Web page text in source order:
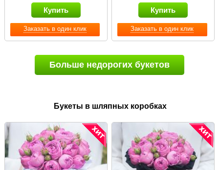
Заказать в один клик
Купить
Заказать в один клик
Купить
Больше недорогих букетов
Букеты в шляпных коробках